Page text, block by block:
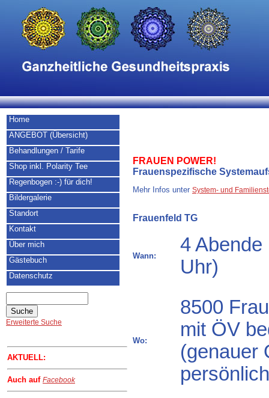
Home
ANGEBOT (Übersicht)
Behandlungen / Tarife
Shop inkl. Polarity Tee
Regenbogen :-) für dich!
Bildergalerie
Standort
Kontakt
Über mich
Gästebuch
Datenschutz
Erweiterte Suche
AKTUELL:
Auch auf Facebook
FRAUEN POWER!
Frauenspezifische
Mehr Infos unter System- und
Frauenfeld TG
Wann:
4
Uhr)
Wo:
8500
mit ÖV
(genauer